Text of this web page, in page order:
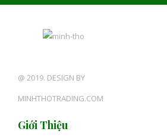
@ 2019. DESIGN BY
MINHTHOTRADING.COM
Giới Thiệu